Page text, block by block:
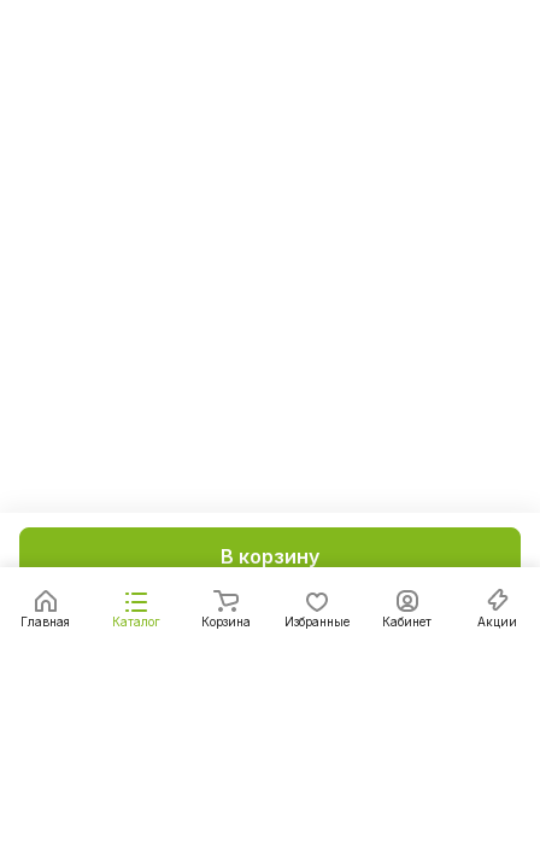
В корзину
Главная Каталог Корзина Избранные Кабинет Акции